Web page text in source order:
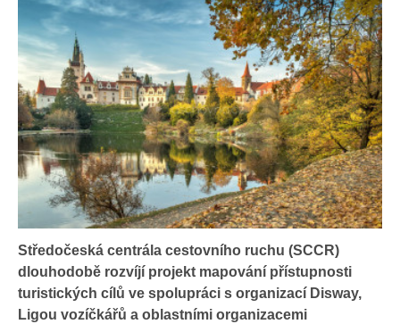
Středočeská centrála cestovního ruchu (SCCR)
dlouhodobě rozvíjí projekt mapování přístupnosti
turistických cílů ve spolupráci s organizací Disway,
Ligou vozíčkářů a oblastními organizacemi